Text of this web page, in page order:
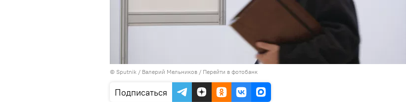
© Sputnik / Валерий Мельников / Перейти в фотобанк
Подписаться